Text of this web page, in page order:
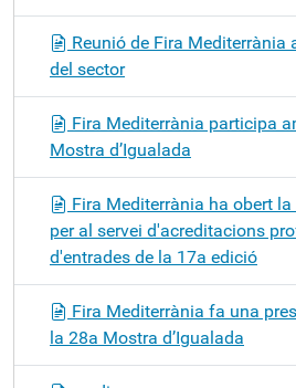
Reunió de Fira
del sector
Fira Mediterrània participa
Mostra d’Igualada
Fira Mediterrània ha obert
per al servei d'acreditacions
d'entrades de la 17a edició
Fira Mediterrània fa una
la 28a Mostra d’Igualada